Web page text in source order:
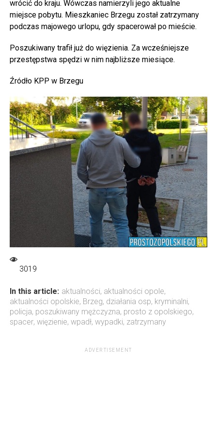
wrócić do kraju. Wówczas namierzyli jego aktualne
miejsce pobytu. Mieszkaniec Brzegu został zatrzymany
podczas majowego urlopu, gdy spacerował po mieście.
Poszukiwany trafił już do więzienia. Za wcześniejsze
przestępstwa spędzi w nim najbliższe miesiące.
Źródło KPP w Brzegu
3019
In this article: aktualności, aktualności opole,
aktualności opolskie, Brzeg, działania osp, kryminalni,
policja, poszukiwany mężczyzna, prosto z opolskiego,
spacer, więzienie, wpadł, wypadki, zatrzymany
ADVERTISEMENT